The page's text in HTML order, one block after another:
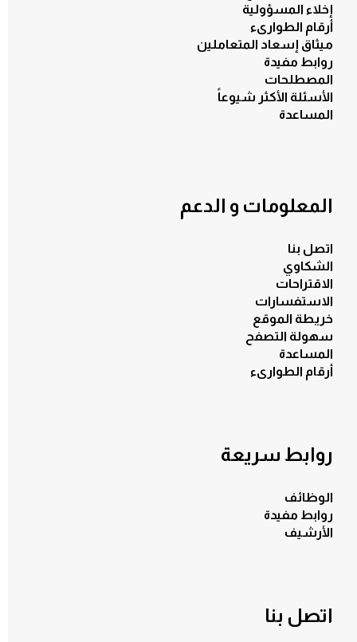
إخلاء المسؤولية
أرقام الطوارىء
ميثاق إسعاد المتعاملين
روابط مفيدة
المصطلحات
الأسئلة الأكثر شيوعاً
المساعدة
المعلومات و الدعم
اتصل بنا
الشكاوي
الاقتراحات
الاستفسارات
خريطة الموقع
سهولة التصفح
المساعدة
أرقام الطوارىء
روابط سريعة
الوظائف
روابط مفيدة
الأرشيف
اتصل بنا